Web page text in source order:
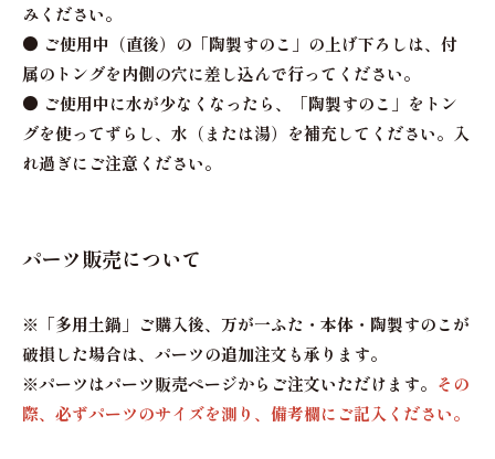
みください。
● ご使用中（直後）の「陶製すのこ」の上げ下ろしは、付
属のトングを内側の穴に差し込んで行ってください。
● ご使用中に水が少なくなったら、「陶製すのこ」をトン
グを使ってずらし、水（または湯）を補充してください。入
れ過ぎにご注意ください。
パーツ販売について
※「多用土鍋」ご購入後、万が一ふた・本体・陶製すのこが
破損した場合は、パーツの追加注文も承ります。
※パーツはパーツ販売ページからご注文いただけます。 その
際、必ずパーツのサイズを測り、備考欄にご記入ください。